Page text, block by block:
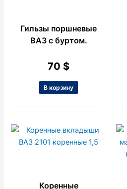
Гильзы поршневые
ВАЗ с буртом.
70 $
В корзину
Коренные